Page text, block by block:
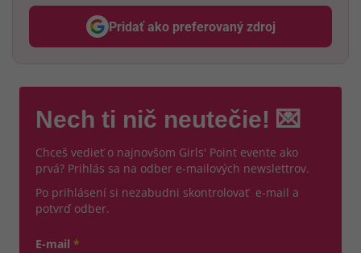
Pridať ako preferovaný zdroj
Odzadu, odkaz sa otvorí v
Nech ti nič neutečie! 💌
Chceš vedieť o najnovšom Girls' Point evente ako
prvá? Prihlás sa na odber e-mailových newslettrov.
Po prihlásení si nezabudni skontrolovať e-mail a
potvrď odber.
E-mail *